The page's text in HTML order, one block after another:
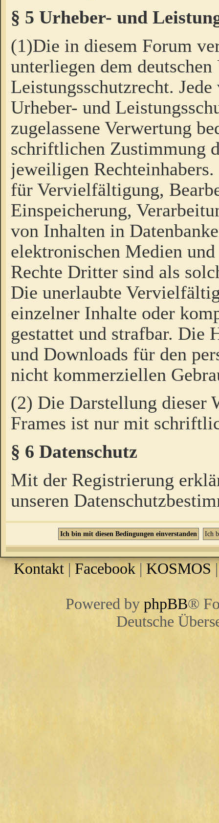
§ 5 Urheber- und
(1)Die in diesem Forum
unterliegen dem
Leistungsschutzrecht.
Urheber- und
zugelassene Verwertung
schriftlichen Zustimmung
jeweiligen
für Vervielfältigung,
Einspeicherung,
von Inhalten in
elektronischen Medien
Rechte Dritter sind als
Die unerlaubte
einzelner Inhalte oder
gestattet und strafbar. Die
und Downloads für den
nicht kommerziellen
(2) Die Darstellung dieser
Frames ist nur mit
§ 6 Datenschutz
Mit der Registrierung
unseren
Kontakt |Facebook | KOSMOS
Powered by phpBB®
Deutsche